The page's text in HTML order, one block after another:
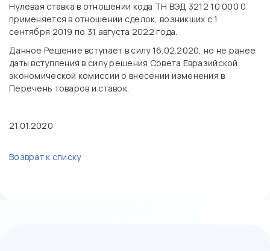
Нулевая ставка в отношении кода ТН ВЭД 3212 10 000 0
применяется в отношении сделок, возникших с 1
сентября 2019 по 31 августа 2022 года.
Данное Решение вступает в силу 16.02.2020, но не ранее
даты вступления в силу решения Совета Евразийской
экономической комиссии о внесении изменения в
Перечень товаров и ставок.
21.01.2020
Возврат к списку